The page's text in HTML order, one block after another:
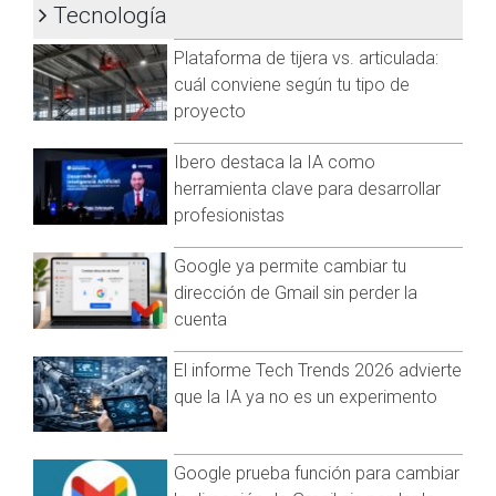
cuenta con su cuenta verificada, artistas tanto nacionales e
internacionales han decidido no pagar la suscripción de
Twitter Blue, por otra parte también hay celebridades que
hasta el momento no se han dado cuenta de que ya no
cuentan con la palomita azul, siendo sus seguidores los que
están avisándoles a sus artistas favoritos.
Te decimos qué artistas ya no tienen su cuenta verificada:
Kim Kardashian
Billie Eilish
Shakira
Lady Gaga
Chayanne
Ricky Martin
Billie Eilish
BLACKPINK
Rosalía
Tecnología
Plataforma de tijera vs. articulada:
cuál conviene según tu tipo de
proyecto
Ibero destaca la IA como
herramienta clave para desarrollar
profesionistas
Google ya permite cambiar tu
dirección de Gmail sin perder la
cuenta
El informe Tech Trends 2026 advierte
que la IA ya no es un experimento
Google prueba función para cambiar